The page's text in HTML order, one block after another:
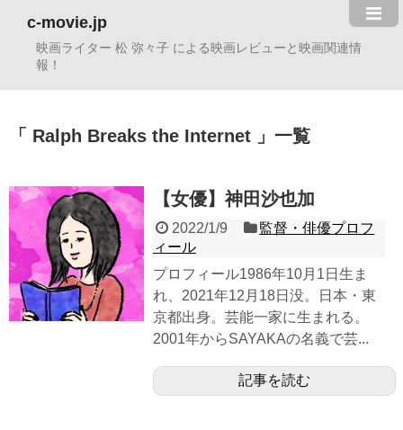
c-movie.jp
映画ライター 松 弥々子 による映画レビューと映画関連情
報！
Ralph Breaks the Internet 一覧
【女優】神田沙也加
2022/1/9
監督・俳優プロフ
ィール
プロフィール1986年10月1日生ま
れ、2021年12月18日没。日本・東
京都出身。芸能一家に生まれる。
2001年からSAYAKAの名義で芸...
記事を読む